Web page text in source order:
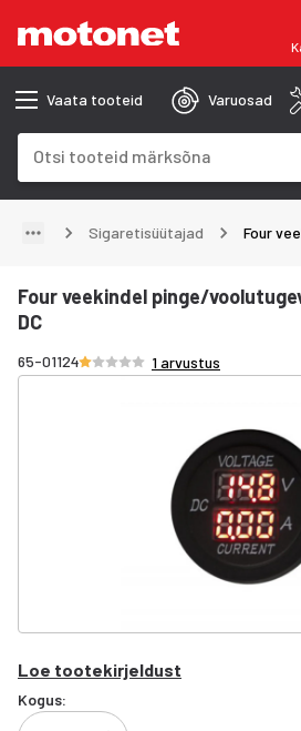
Vaata tooteid Varuosad
Sigaretisüütajad Four
Four veekindel pinge/
DC
65-01124Hinnang 1/5 tähte
1 arvustus
Loe tootekirjeldust
Kogus: